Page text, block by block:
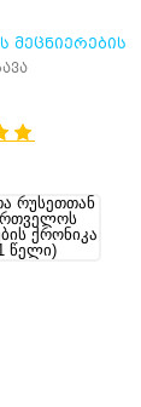
ᲛᲔᲪᲜᲘᲔᲠᲔᲑᲘᲡ